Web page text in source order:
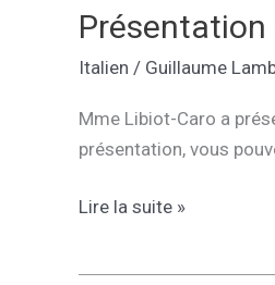
Primo
Levi
Italien / Guillaume
Mme Libiot-Caro a
présentation, vous
Présentation
Lire la suite »